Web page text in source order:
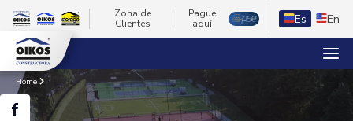
Zona de
Clientes
Pague
aquí
Es En
Home